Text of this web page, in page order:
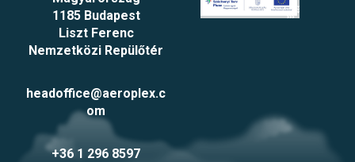
1185 Budapest
Liszt Ferenc
Nemzetközi Repülőtér
headoffice@aeroplex.c
om
+36 1 296 8597